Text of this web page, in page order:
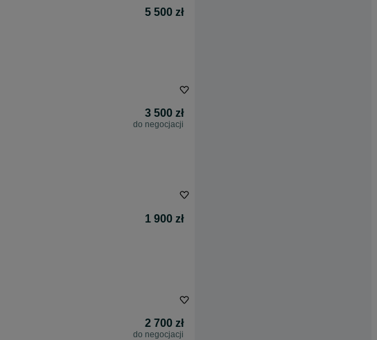
5 500 zł
3 500 zł
do negocjacji
1 900 zł
2 700 zł
do negocjacji